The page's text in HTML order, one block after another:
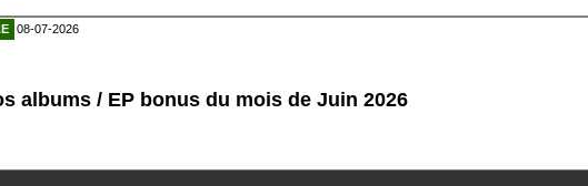
08-07-2026
albums / EP bonus du mois de Juin 2026